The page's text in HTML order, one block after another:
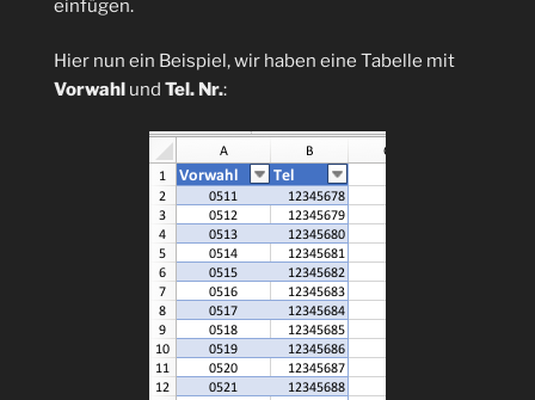
einfügen.
Hier nun ein Beispiel, wir haben eine Tabelle mit
Vorwahl und Tel. Nr.: